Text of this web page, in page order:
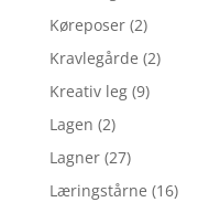
Køreposer (2)
Kravlegårde (2)
Kreativ leg (9)
Lagen (2)
Lagner (27)
Læringstårne (16)